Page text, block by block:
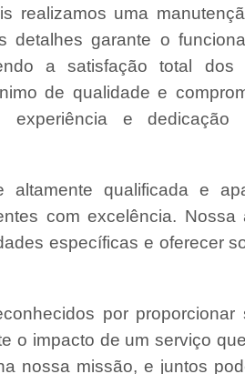
realizamos uma
detalhes garante o
a satisfação total
de qualidade e
experiência e
altamente qualificada e
com excelência.
específicas e oferecer
por proporcionar
o impacto de um serviço
nossa missão, e juntos